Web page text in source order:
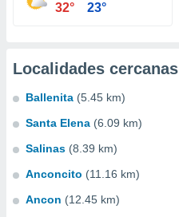
32° 23°
Localidades cercanas
Ballenita (5.45 km)
Santa Elena (6.09 km)
Salinas (8.39 km)
Anconcito (11.16 km)
Ancon (12.45 km)